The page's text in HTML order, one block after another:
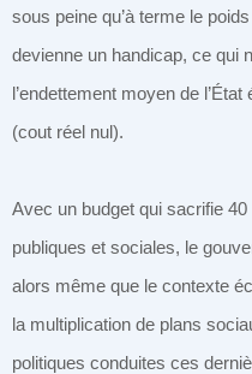
sous peine qu’à terme le
devienne un handicap, ce qui
l’endettement moyen de
(cout réel nul).
Avec un budget qui sacrifie
publiques et sociales, le
alors même que le contexte
la multiplication de plans
politiques conduites ces